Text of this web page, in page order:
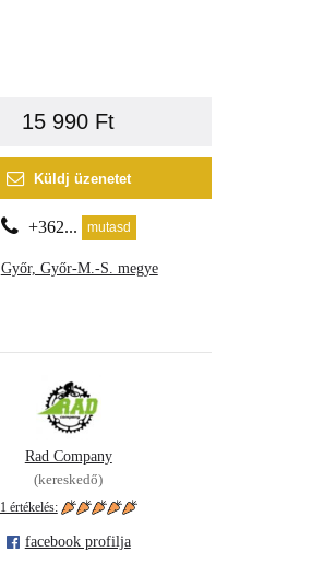
15 990 Ft
Küldj üzenetet
+362... mutasd
Győr, Győr-M.-S. megye
Rad Company
(kereskedő)
1 értékelés:
facebook profilja